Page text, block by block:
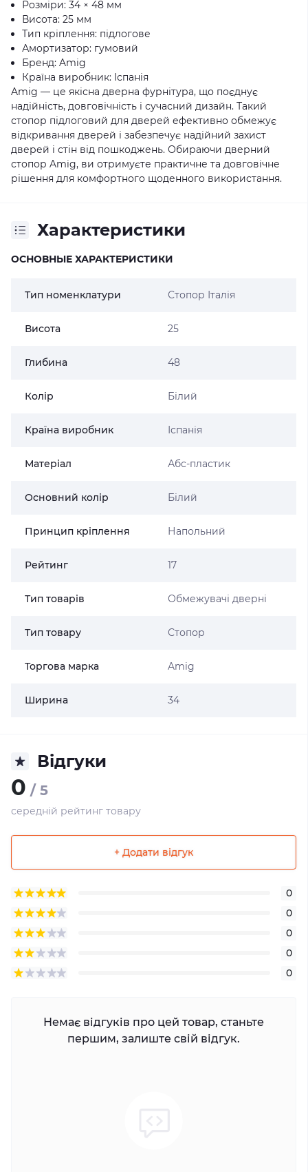
Розміри: 34 × 48 мм
Висота: 25 мм
Тип кріплення: підлогове
Амортизатор: гумовий
Бренд: Amig
Країна виробник: Іспанія
Amig — це якісна дверна фурнітура, що поєднує
надійність, довговічність і сучасний дизайн. Такий
стопор підлоговий для дверей ефективно обмежує
відкривання дверей і забезпечує надійний захист
дверей і стін від пошкоджень. Обираючи дверний
стопор Amig, ви отримуєте практичне та довговічне
рішення для комфортного щоденного використання.
Характеристики
ОСНОВНЫЕ ХАРАКТЕРИСТИКИ
Тип номенклатури Стопор Італія
Висота 25
Глибина 48
Колір Білий
Країна виробник Іспанія
Матеріал Абс-пластик
Основний колір Білий
Принцип кріплення Напольний
Рейтинг 17
Тип товарів Обмежувачі дверні
Тип товару Стопор
Торгова марка Amig
Ширина 34
Відгуки
0 / 5
середній рейтинг товару
+ Додати відгук
0
0
0
0
0
Немає відгуків про цей товар, станьте
першим, залиште свій відгук.